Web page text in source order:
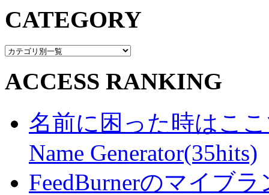
CATEGORY
ACCESS RANKING
名前に困った時はここ
Name Generator(35hits)
FeedBurnerのマイブ